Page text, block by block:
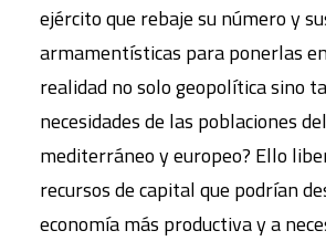
ejército que rebaje su número y
armamentísticas para ponerlas
realidad no solo geopolítica sino
necesidades de las poblaciones
mediterráneo y europeo? Ello
recursos de capital que podrían
economía más productiva y a